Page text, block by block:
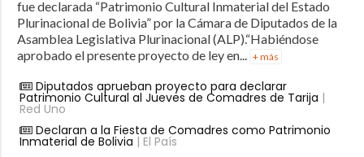
fue declarada “Patrimonio Cultural Inmaterial del Estado
Plurinacional de Bolivia” por la Cámara de Diputados de la
Asamblea Legislativa Plurinacional (ALP).“Habiéndose
aprobado el presente proyecto de ley en...
+ más
Diputados aprueban proyecto para declarar
Patrimonio Cultural al Jueves de Comadres de Tarija |
Red Uno
Declaran a la Fiesta de Comadres como Patrimonio
Inmaterial de Bolivia | El País